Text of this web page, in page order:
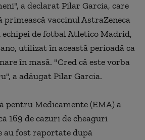
a declarat Pilar Garcia, care
primească vaccinul AstraZeneca
de fotbal Atletico Madrid,
utilizat în această perioadă ca
în masă. "Cred că este vorba
a adăugat Pilar Garcia.
pentru Medicamente (EMA) a
169 de cazuri de cheaguri
au fost raportate după